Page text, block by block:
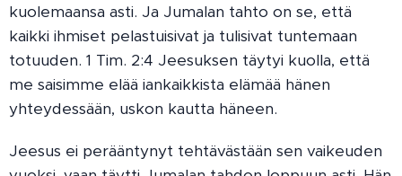
kuolemaansa asti. Ja Jumalan tahto on se, että
kaikki ihmiset pelastuisivat ja tulisivat tuntemaan
totuuden. 1 Tim. 2:4 Jeesuksen täytyi kuolla, että
me saisimme elää iankaikkista elämää hänen
yhteydessään, uskon kautta häneen.
Jeesus ei perääntynyt tehtävästään sen vaikeuden